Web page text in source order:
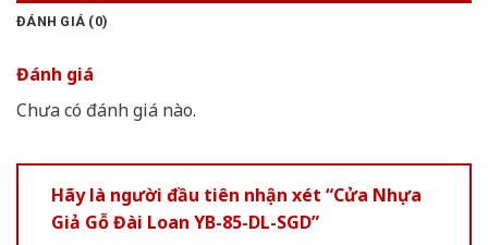
ĐÁNH GIÁ (0)
Đánh giá
Chưa có đánh giá nào.
Hãy là người đầu tiên nhận xét “Cửa Nhựa
Giả Gỗ Đài Loan YB-85-DL-SGD”